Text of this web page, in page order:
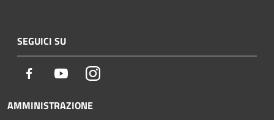
SEGUICI SU
Facebook YoutubeInstagram
AMMINISTRAZIONE